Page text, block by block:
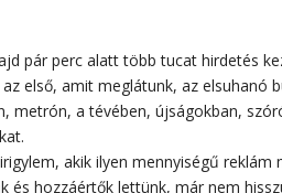
pár perc alatt több tucat hirdetés
első, amit meglátunk, az elsuhanó
metrón, a tévében, újságokban,
akik ilyen mennyiségű
és hozzáértők lettünk, már nem